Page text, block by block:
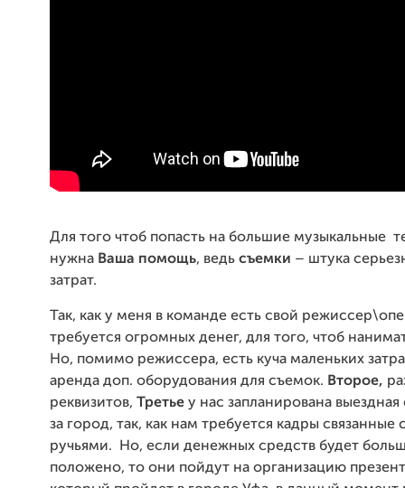
Для того чтоб попасть на большие музыкальные
нужна Ваша помощь, ведь съемки – штука
затрат.
Так, как у меня в команде есть свой
требуется огромных денег, для того, чтоб
Но, помимо режиссера, есть куча маленьких
аренда доп. оборудования для съемок. Второе,
реквизитов, Третье у нас запланирована
за город, так, как нам требуется кадры связанные
ручьями. Но, если денежных средств будет
положено, то они пойдут на организацию